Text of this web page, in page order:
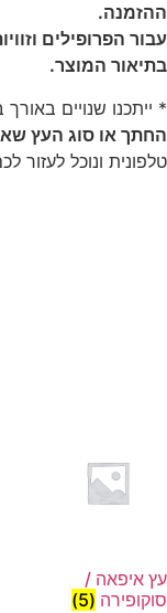
ההזמנה.
עבור הפרופילים
בתיאור המוצר.
* ייתכנו שנויים
החתך או סוג העץ
טלפונית ונוכל
עץ איפאה /
סוקופירה (5)